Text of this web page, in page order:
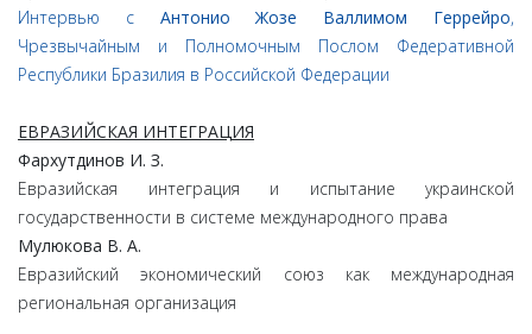
Интервью с Антонио Жозе Валлимом Геррейро,
Чрезвычайным и Полномочным Послом Федеративной
Республики Бразилия в Российской Федерации
ЕВРАЗИЙСКАЯ ИНТЕГРАЦИЯ
Фархутдинов И. З.
Евразийская интеграция и испытание украинской
государственности в системе международного права
Мулюкова В. А.
Евразийский экономический союз как международная
региональная организация